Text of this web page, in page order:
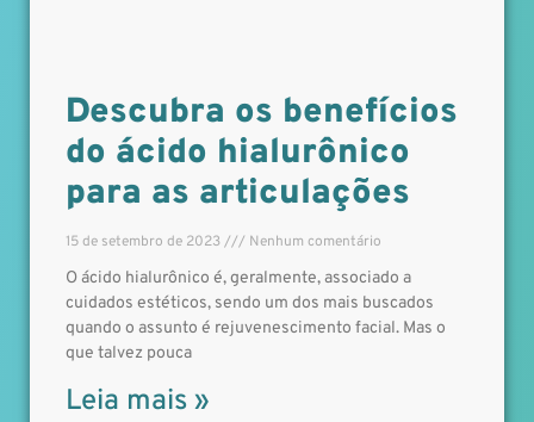
Descubra os benefícios
do ácido hialurônico
para as articulações
15 de setembro de 2023 Nenhum comentário
O ácido hialurônico é, geralmente, associado a
cuidados estéticos, sendo um dos mais buscados
quando o assunto é rejuvenescimento facial. Mas o
que talvez pouca
Leia mais »